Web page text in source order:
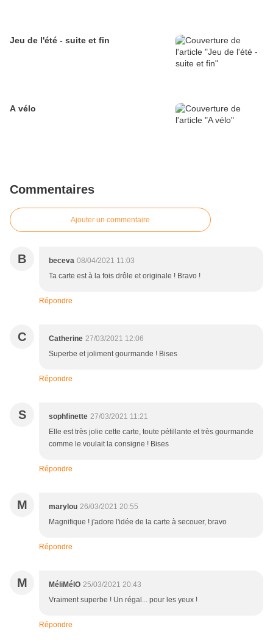
Jeu de l'été - suite et fin
A vélo
Commentaires
Ajouter un commentaire
B beceva 08/04/2021 11:03
Ta carte est à la fois drôle et originale ! Bravo !
Répondre
C Catherine 27/03/2021 12:06
Superbe et joliment gourmande ! Bises
Répondre
S sophfinette 27/03/2021 11:21
Elle est très jolie cette carte, toute pétillante et très gourmande
comme le voulait la consigne ! Bises
Répondre
M marylou 26/03/2021 20:55
Magnifique ! j'adore l'idée de la carte à secouer, bravo
Répondre
M MéliMélO 25/03/2021 20:43
Vraiment superbe ! Un régal... pour les yeux !
Répondre